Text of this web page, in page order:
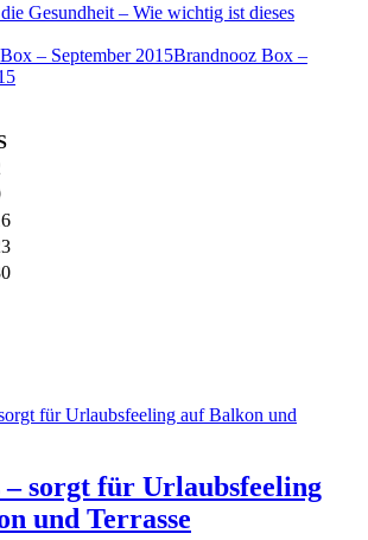
Gesundheit – Wie wichtig ist dieses
Brandnooz Box –
sorgt für Urlaubsfeeling
und Terrasse